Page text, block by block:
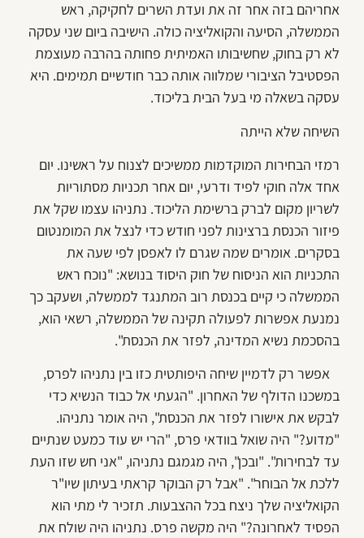
אחריהם בזה אחר זה את ועדת השרים לחקיקה, ראש
הממשלה, הסיעה והקואליציה כולה. הישיבה ביום שני עסקה
לא רק בחוק, שחשיבותו האמיתית פחותה בהרבה מעוצמת
הפסטיבל הציבורי שמלווה אותה כבר חודשיים תמימים. היא
עסקה בשאלה מי בעל הבית בליכוד.
השיחה שלא הייתה
רמזי הבחירות המוקדמות ממשיכים לצנוח על ראשינו. יום
אחד אלה חוקי לפיד ודרעי, יום אחר תכניות מסתוריות
לשריון מקום לברק ברשימת הליכוד. נתניהו עצמו שקל את
פיזור הכנסת ברצינות לפני חודש כדי לנצל את המומנטום
בסקרים. אומרים שמה שגרם לו לאפסן לפי שעה את
התכניות הוא הניסוח של חוק היסוד בנושא: "נוכח ראש
הממשלה כי קיים בכנסת רוב המתנגד לממשלה, ושעקב כך
נמנעת אפשרות לפעולה תקינה של הממשלה, רשאי הוא,
בהסכמת נשיא המדינה, לפזר את הכנסת".
אפשר רק לדמיין שיחה היפותטית כזו בין נתניהו לפרס,
במשכנו הדולף של האחרון. "הגעתי אל כבוד הנשיא כדי
לבקש את אישורו לפזר את הכנסת", היה אומר נתניהו.
"מדוע?" היה שואל בוודאי פרס, "הרי יש עוד כמעט שנתיים
עד לבחירות". "ובכן", היה מגמגם נתניהו, "אני חש שזו העת
ללכת אל הבוחר". "אבל רק הבוקר קראתי בעיתון שיו"ר
הקואליציה שלך ניצח בכל ההצבעות. תזכיר לי מתי הוא
הפסיד לאחרונה?" היה מקשה פרס. נתניהו היה שולח את